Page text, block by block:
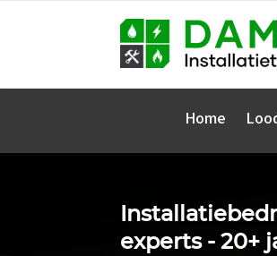
Home
experts - 20+